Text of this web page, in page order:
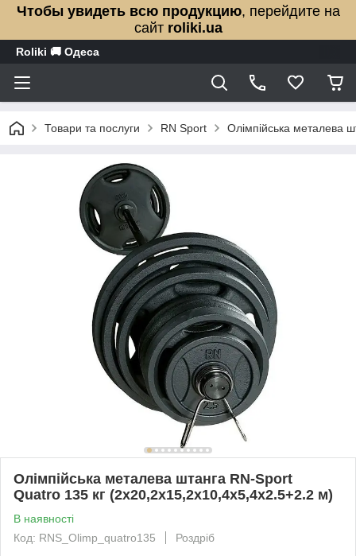
Чтобы увидеть всю продукцию, перейдите на
сайт roliki.ua
Roliki 🚚 Одеса
Товари та послуги RN Sport Олімпійська металева
Олімпійська металева штанга RN-Sport
Quatro 135 кг (2х20,2х15,2х10,4х5,4х2.5+2.2 м)
В наявності
Код: RNS_Olimp_quatro135
Роздріб